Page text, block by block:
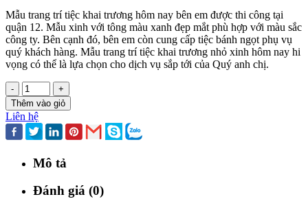
Mẫu trang trí tiệc khai trương hôm nay bên em được thi công tại
quận 12. Mẫu xinh với tông màu xanh đẹp mắt phù hợp với màu sắc
công ty. Bên cạnh đó, bên em còn cung cấp tiệc bánh ngọt phụ vụ
quý khách hàng. Mẫu trang trí tiệc khai trương nhỏ xinh hôm nay hi
vọng có thể là lựa chọn cho dịch vụ sắp tới của Quý anh chị.
-
+
Thêm vào giỏ
Liên hệ
Mô tả
Đánh giá (0)